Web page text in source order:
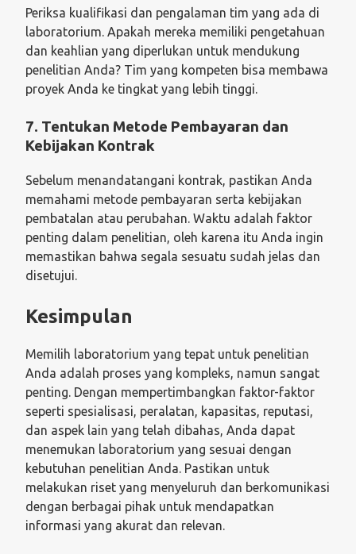
Periksa kualifikasi dan pengalaman tim yang ada di
laboratorium. Apakah mereka memiliki pengetahuan
dan keahlian yang diperlukan untuk mendukung
penelitian Anda? Tim yang kompeten bisa membawa
proyek Anda ke tingkat yang lebih tinggi.
7. Tentukan Metode Pembayaran dan
Kebijakan Kontrak
Sebelum menandatangani kontrak, pastikan Anda
memahami metode pembayaran serta kebijakan
pembatalan atau perubahan. Waktu adalah faktor
penting dalam penelitian, oleh karena itu Anda ingin
memastikan bahwa segala sesuatu sudah jelas dan
disetujui.
Kesimpulan
Memilih laboratorium yang tepat untuk penelitian
Anda adalah proses yang kompleks, namun sangat
penting. Dengan mempertimbangkan faktor-faktor
seperti spesialisasi, peralatan, kapasitas, reputasi,
dan aspek lain yang telah dibahas, Anda dapat
menemukan laboratorium yang sesuai dengan
kebutuhan penelitian Anda. Pastikan untuk
melakukan riset yang menyeluruh dan berkomunikasi
dengan berbagai pihak untuk mendapatkan
informasi yang akurat dan relevan.